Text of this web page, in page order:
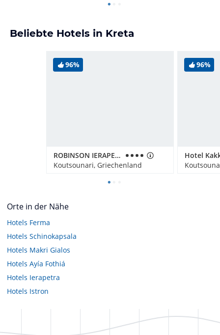
Beliebte Hotels in Kreta
96%
ROBINSON IERAPETRA
Koutsounari, Griechenland
96%
Hotel
Orte in der Nähe
Hotels Ferma
Hotels Schinokapsala
Hotels Makri Gialos
Hotels Ayía Fothiá
Hotels Ierapetra
Hotels Istron